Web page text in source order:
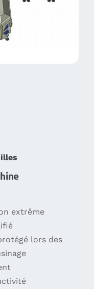
extrême
lors des